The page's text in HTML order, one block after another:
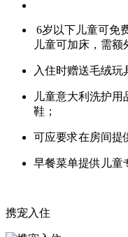
6岁以下儿童可免
儿童可加床，需额
入住时赠送毛绒玩
儿童意大利洗护
鞋；
可应要求在房间提
早餐菜单提供儿童
携宠入住